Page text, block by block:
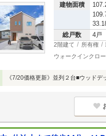
建物面積
総戸数
4戸
2階建て 所有権
ウォークインクロ
《7/20価格更新》並列２台■ウッド